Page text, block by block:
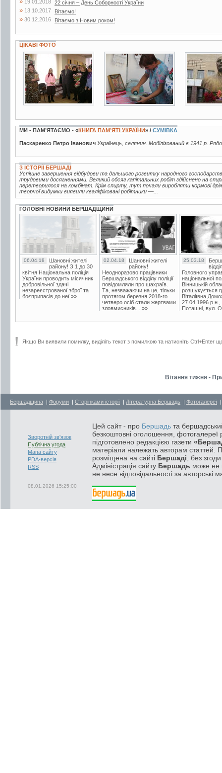
19.01.2018 22 січня – День Соборності України
» 13.10.2017 Вітаємо!
» 30.12.2016 Вітаємо з Новим роком!
ЦІКАВІ ФОТО
2 фото 8 фото 4 фото
МИ - ПАМ’ЯТАЄМО - «КНИГА ПАМ’ЯТІ УКРАЇНИ» / СУМІВКА
Паскаренко Петро Іванович Українець, селянин. Мобілізований в 1941 р.
З ІСТОРІЇ БЕРШАДІ
Успішне завершення відбудови та дальшого розвитку народного
трудовими досягненнями. Великий обсяг капітальних робіт здійснено на
перетворилося на комбінат. Крім спирту, тут почали виробляти кормові
творчої видумки виявили кваліфіковані робітники —...
ГОЛОВНІ НОВИНИ БЕРШАДЩИНИ
06.04.18
Шановні жителі
району! З 1 до 30
квітня Національна поліція
України проводить місячник
добровільної здачі
незареєстрованої зброї та
боєприпасів до неї.»»
02.04.18
Шановні жителі
району!
Неодноразово працівники
Бершадського відділу поліції
повідомляли про шахраїв.
Та, незважаючи на це, тільки
протягом березня 2018-го
четверо осіб стали жертвами
зловмисників....»»
25.03.18
Головного
національної
Вінницькій
розшукується
Віталіївна
27.04.1996 р.н.,
Поташні, вул.
Якщо Ви виявили помилку, виділіть текст з помилкою та натисніть Ctrl+Enter
Вітання тижня -
Бершадщина | Форуми | Сторінками історії | Літературна Бершадь | Фотогалереї
Зворотній зв'язок
Публічна угода
Мапа сайту
PDA-версія
RSS
08.01.2026 15:25:00
Цей сайт - про Бершадь та
безкоштовні оголошення, фотогалереї
підготовлено редакцією газети
матеріали належать авторам статтей.
розміщена на сайті Бершаді , без
Адміністрація сайту Бершадь може не
не несе відповідальності за авторські